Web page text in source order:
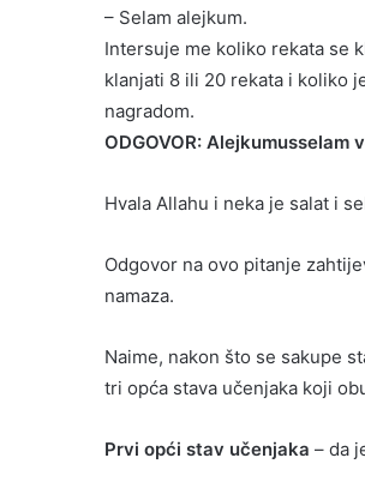
– Selam alejkum.
Intersuje me koliko rekata se
klanjati 8 ili 20 rekata i koliko
nagradom.
ODGOVOR:
Hvala Allahu i neka je salat i
Odgovor na ovo pitanje
namaza.
Naime, nakon što se sakupe
tri opća stava učenjaka koji
Prvi opći stav učenjaka – da